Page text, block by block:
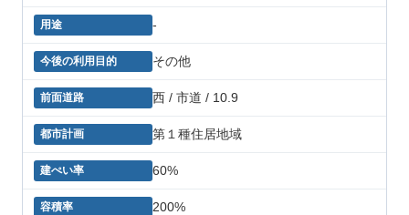
-
その他
西 / 市道 / 10.9
第１種住居地域
60%
200%